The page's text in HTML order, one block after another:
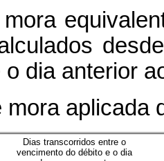
dia anterior
mora aplicada
Dias transcorridos entre o
vencimento do débito e o dia